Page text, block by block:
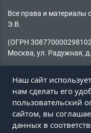
Все права и материалы
Э.В.
(ОГРН
Москва, ул. Радужная,
запрещено
Не нашли информацию
Пишите наclient@roz.ru
Наш сайт
нам сделать его
пользовательский
сайтом, вы
данных в